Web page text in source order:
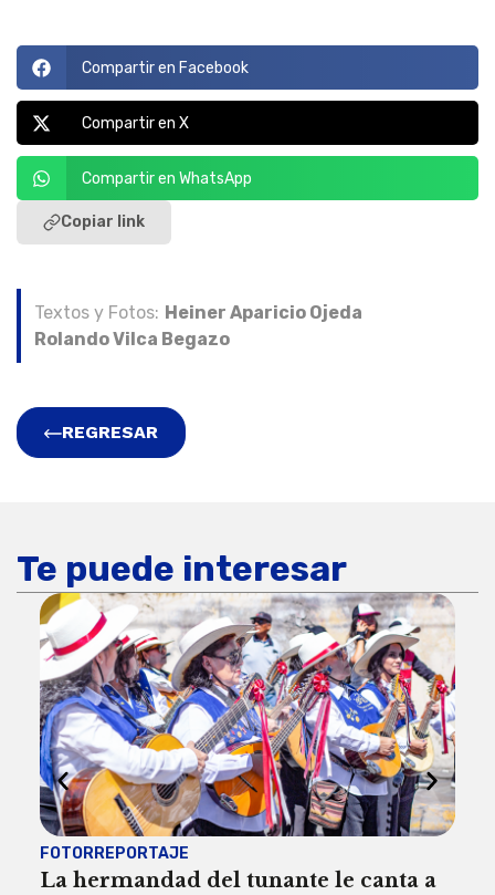
Compartir en Facebook
Compartir en X
Compartir en WhatsApp
Copiar link
Textos y Fotos: Heiner Aparicio Ojeda
Rolando Vilca Begazo
REGRESAR
Te puede interesar
FOTORREPORTAJE
La hermandad del tunante le canta a